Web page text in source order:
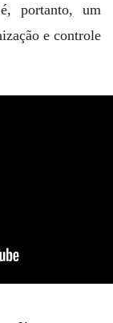
portanto, um
e controle